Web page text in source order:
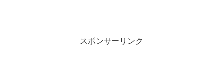
スポンサーリンク